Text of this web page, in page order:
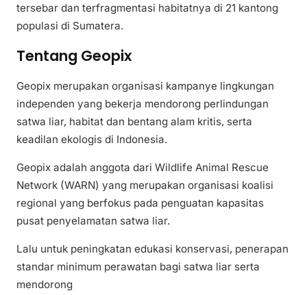
tersebar dan terfragmentasi habitatnya di 21 kantong
populasi di Sumatera.
Tentang Geopix
Geopix merupakan organisasi kampanye lingkungan
independen yang bekerja mendorong perlindungan
satwa liar, habitat dan bentang alam kritis, serta
keadilan ekologis di Indonesia.
Geopix adalah anggota dari Wildlife Animal Rescue
Network (WARN) yang merupakan organisasi koalisi
regional yang berfokus pada penguatan kapasitas
pusat penyelamatan satwa liar.
Lalu untuk peningkatan edukasi konservasi, penerapan
standar minimum perawatan bagi satwa liar serta
mendorong